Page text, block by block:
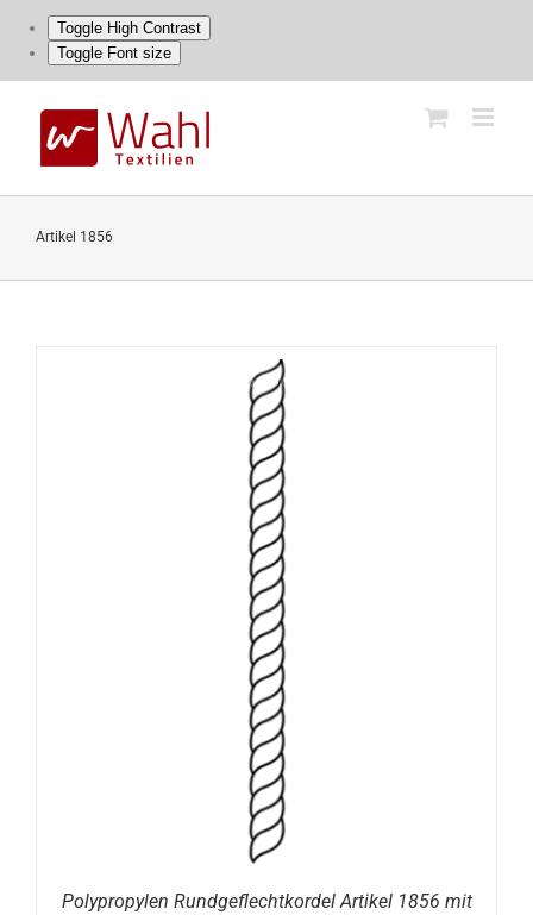
Toggle High Contrast
Toggle Font size
content
Artikel 1856
Polypropylen Rundgeflechtkordel Artikel 1856 mit